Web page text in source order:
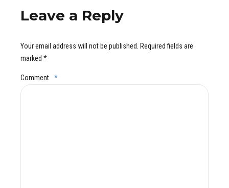
Leave a Reply
Your email address will not be published. Required fields are
marked *
Comment *